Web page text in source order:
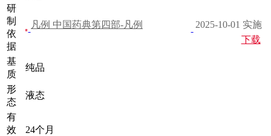
研
制
依
据
凡例 中国药典第四部-凡例
2025-10-01 实施
下载
基
质
纯品
形
态
液态
有
效
24个月